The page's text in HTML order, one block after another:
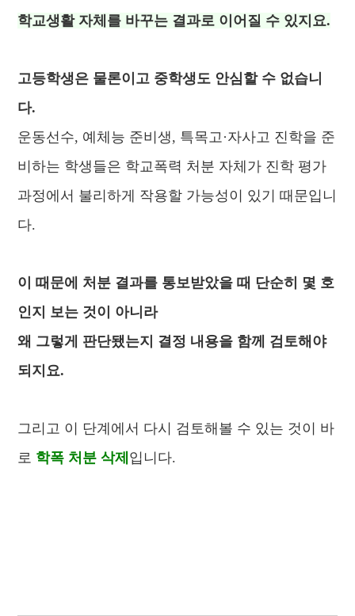
학교생활 자체를 바꾸는 결과로 이어질 수 있지요.
고등학생은 물론이고 중학생도 안심할 수 없습니
다.
운동선수, 예체능 준비생, 특목고·자사고 진학을 준
비하는 학생들은 학교폭력 처분 자체가 진학 평가
과정에서 불리하게 작용할 가능성이 있기 때문입니
다.
이 때문에 처분 결과를 통보받았을 때 단순히 몇 호
인지 보는 것이 아니라
왜 그렇게 판단됐는지 결정 내용을 함께 검토해야
되지요.
그리고 이 단계에서 다시 검토해볼 수 있는 것이 바
로 학폭 처분 삭제 입니다.